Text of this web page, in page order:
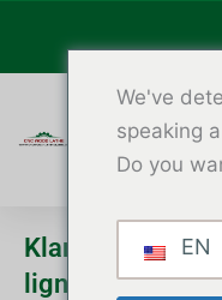
内
Klarigo pri la
lignotorniloj
We've
speaking
Do you
EN